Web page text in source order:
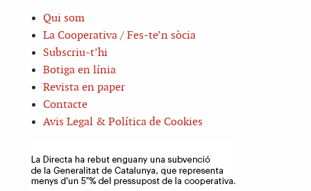
Qui som
La Cooperativa / Fes-te’n sòcia
Subscriu-t’hi
Botiga en línia
Revista en paper
Contacte
Avis Legal & Política de Cookies